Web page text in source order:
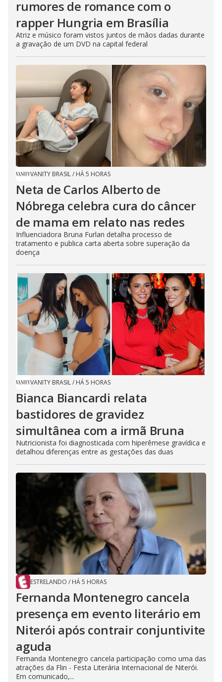
rumores de romance com o
rapper Hungria em Brasília
Atriz e músico foram vistos juntos de mãos dadas durante
a gravação de um DVD na capital federal
VANITY BRASIL/ HÁ 5 HORAS
Neta de Carlos Alberto de
Nóbrega celebra cura do câncer
de mama em relato nas redes
Influenciadora Bruna Furlan detalha processo de
tratamento e publica carta aberta sobre superação da
doença
VANITY BRASIL/ HÁ 5 HORAS
Bianca Biancardi relata
bastidores de gravidez
simultânea com a irmã Bruna
Nutricionista foi diagnosticada com hiperêmese gravídica e
detalhou diferenças entre as gestações das duas
ESTRELANDO / HÁ 5 HORAS
Fernanda Montenegro cancela
presença em evento literário em
Niterói após contrair conjuntivite
aguda
Fernanda Montenegro cancela participação como uma das
atrações da Flin - Festa Literária Internacional de Niterói.
Em comunicado,...